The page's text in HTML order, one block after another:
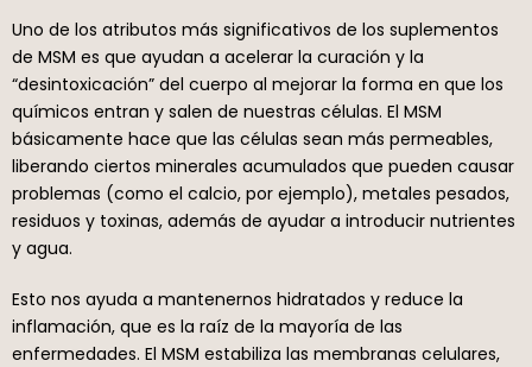
Uno de los atributos más significativos de los suplementos
de MSM es que ayudan a acelerar la curación y la
“desintoxicación” del cuerpo al mejorar la forma en que los
químicos entran y salen de nuestras células. El MSM
básicamente hace que las células sean más permeables,
liberando ciertos minerales acumulados que pueden causar
problemas (como el calcio, por ejemplo), metales pesados,
residuos y toxinas, además de ayudar a introducir nutrientes
y agua.
Esto nos ayuda a mantenernos hidratados y reduce la
inflamación, que es la raíz de la mayoría de las
enfermedades. El MSM estabiliza las membranas celulares,